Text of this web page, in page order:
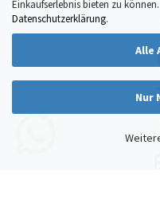
Einkaufserlebnis bieten zu
Datenschutzerklärung.
Alle
Nur